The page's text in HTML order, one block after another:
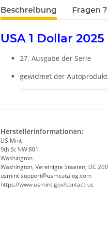
weitere Registerkarten anzeigen
Beschreibung Fragen ?
USA 1 Dollar 2025
27. Ausgabe der Serie
gewidmet der
Herstellerinformationen:
US Mint
9th St NW 801
Washington
Washington, Vereinigte Staaten, DC
usmint-support@usmcatalog.com
https://www.usmint.gov/contact-us